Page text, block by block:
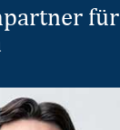
für